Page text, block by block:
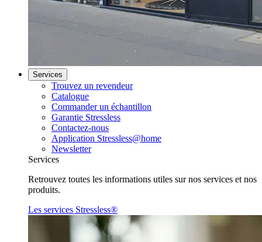
Services
Trouvez un revendeur
Catalogue
Commander un échantillon
Garantie Stressless
Contactez-nous
Application Stressless@home
Newsletter
Services
Retrouvez toutes les informations utiles sur nos services et nos
produits.
Les services Stressless®